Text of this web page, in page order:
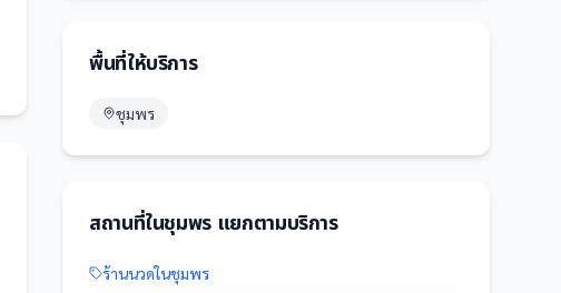
พื้นที่ให้บริการ
ชุมพร
สถานที่ในชุมพร แยกตามบริการ
ร้านนวดในชุมพร